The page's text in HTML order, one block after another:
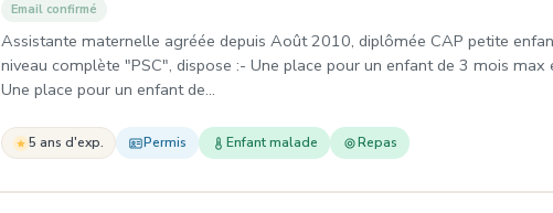
Email confirmé
Assistante maternelle agréée depuis Août 2010, diplômée CAP petite
niveau complète "PSC", dispose :- Une place pour un enfant de 3 mois
Une place pour un enfant de…
5 ans d'exp. Permis Enfant malade Repas